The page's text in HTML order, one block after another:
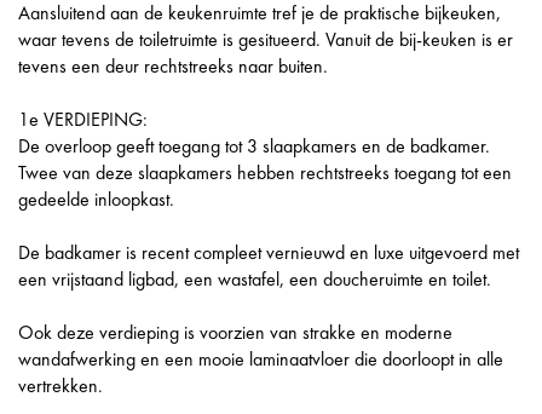
Aansluitend aan de keukenruimte tref je de praktische bijkeuken,
waar tevens de toiletruimte is gesitueerd. Vanuit de bij-keuken is er
tevens een deur rechtstreeks naar buiten.
1e VERDIEPING:
De overloop geeft toegang tot 3 slaapkamers en de badkamer.
Twee van deze slaapkamers hebben rechtstreeks toegang tot een
gedeelde inloopkast.
De badkamer is recent compleet vernieuwd en luxe uitgevoerd met
een vrijstaand ligbad, een wastafel, een doucheruimte en toilet.
Ook deze verdieping is voorzien van strakke en moderne
wandafwerking en een mooie laminaatvloer die doorloopt in alle
vertrekken.